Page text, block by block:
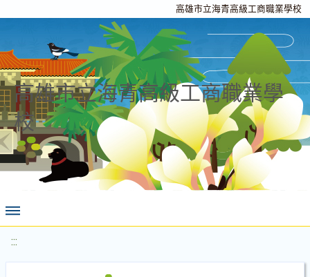
高雄市立海青高級工商職業學校
高雄市立海青高級工商職業學
校
:::